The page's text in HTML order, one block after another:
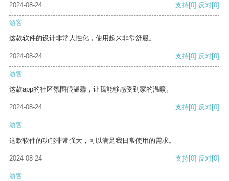
2024-08-24 支持[0] 反对[0]
游客
这款软件的设计非常人性化，使用起来非常舒服。
2024-08-24 支持[0] 反对[0]
游客
这款app的社区氛围很温馨，让我能够感受到家的温暖。
2024-08-24 支持[0] 反对[0]
游客
这款软件的功能非常强大，可以满足我日常使用的需求。
2024-08-24 支持[0] 反对[0]
游客